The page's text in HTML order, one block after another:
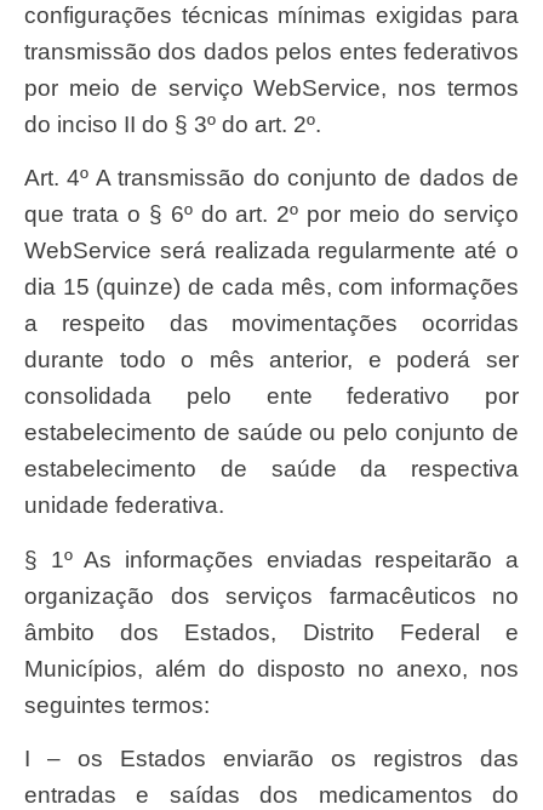
configurações técnicas mínimas exigidas para
transmissão dos dados pelos entes federativos
por meio de serviço WebService, nos termos
do inciso II do § 3º do art. 2º.
Art. 4º A transmissão do conjunto de dados de
que trata o § 6º do art. 2º por meio do serviço
WebService será realizada regularmente até o
dia 15 (quinze) de cada mês, com informações
a respeito das movimentações ocorridas
durante todo o mês anterior, e poderá ser
consolidada pelo ente federativo por
estabelecimento de saúde ou pelo conjunto de
estabelecimento de saúde da respectiva
unidade federativa.
§ 1º As informações enviadas respeitarão a
organização dos serviços farmacêuticos no
âmbito dos Estados, Distrito Federal e
Municípios, além do disposto no anexo, nos
seguintes termos:
I – os Estados enviarão os registros das
entradas e saídas dos medicamentos do